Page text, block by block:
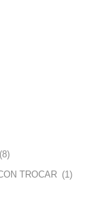
(8)
TROCAR (1)